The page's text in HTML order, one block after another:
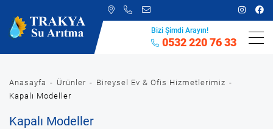
Bizi Şimdi Arayın!
0532 220 76 33
Anasayfa Ürünler
Bireysel Ev & Ofis Hizmetlerimiz
Kapalı Modeller
Kapalı Modeller